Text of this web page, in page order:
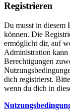
Registrieren
Du musst in diesem
können. Die
ermöglicht dir, auf
Administration kann
Berechtigungen
dich registrierst.
wenn du dich in